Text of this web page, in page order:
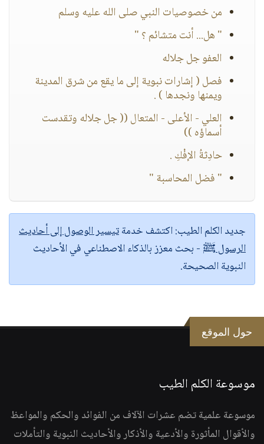
من خصوصيات النبي صلى الله عليه وسلم
" هل... أنت متشائم ؟ "
العفو جل جلاله
فصل ( إشارات نبوية إلى ما يقع من شرق المدينة
ويمنها ونجدها ) .
العلي - الأعلى - المتعال (( جل جلاله وتقدست
أسماؤه ))
حادِثةُ الإفْكِ .
" فضل المحاسبة "
جديد الكلم الطيب:اكتشف خدمةتيسير الوصول إلى أحاديث
الرسول ﷺ - بحث معزز بالذكاء الاصطناعي في الأحاديث
النبوية الصحيحة.
حول الموقع
موسوعة الكلم الطيب
موسوعة علمية تضم عشرات الآلاف من الفوائد والحكم والمواعظ
والأقوال المأثورة والأدعية والأذكار والأحاديث النبوية والتأملات